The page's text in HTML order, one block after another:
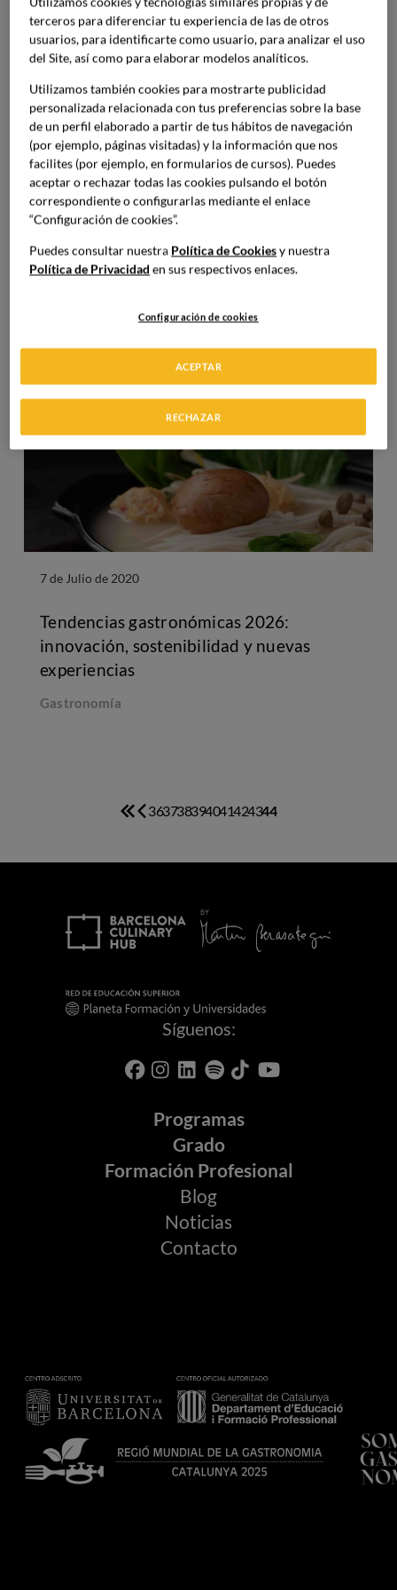
22 de Julio de 2020
CONTAMINACIÓN CRUZADA EN LA
COCINA
7 de Julio de 2020
Tendencias gastronómicas 2026:
innovación, sostenibilidad y nuevas
experiencias
Gastronomía
Primera
Página
Página
36 Página
37 Página
38 Página
39 Página
40 Página
41 Página
42 Página
43 Página
44
Síguenos:
Programas
Grado
Formación Profesional
Blog
Noticias
Contacto
terceros para diferenciar tu experiencia de las de otros
usuarios, para identificarte como usuario, para analizar el uso
del Site, así como para elaborar modelos analíticos.
Utilizamos también cookies para mostrarte publicidad
personalizada relacionada con tus preferencias sobre la base
de un perfil elaborado a partir de tus hábitos de navegación
(por ejemplo, páginas visitadas) y la información que nos
facilites (por ejemplo, en formularios de cursos). Puedes
aceptar o rechazar todas las cookies pulsando el botón
correspondiente o configurarlas mediante el enlace
“Configuración de cookies”.
Puedes consultar nuestra Política de Cookiesy nuestra
Política de Privacidad en sus respectivos enlaces.
Configuración de cookies
RECHAZAR
ACEPTAR